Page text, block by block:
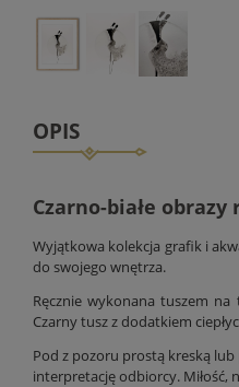
OPIS
Czarno-białe
Wyjątkowa kolekcja grafik i
do swojego wnętrza.
Ręcznie wykonana tuszem
Czarny tusz z dodatkiem
Pod z pozoru prostą kreską
interpretację odbiorcy. Miłość,